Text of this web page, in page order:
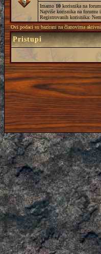
Imamo 10 korisnika na
Najviše korisnika na forumu
Registrovanih korisnika:
Ovi podaci su bazirani na članovima
Pristupi